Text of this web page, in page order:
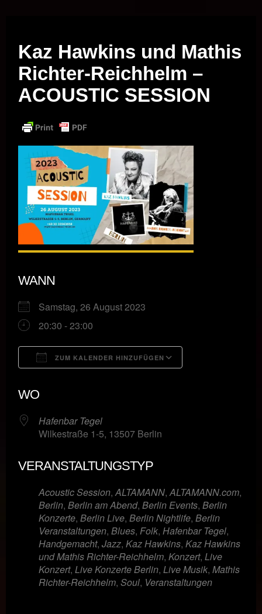
Kaz Hawkins und Mathis
Richter-Reichhelm –
ACOUSTIC SESSION
WANN
Samstag, 26 August 2023
20:30 - 23:00
ZUM KALENDER HINZUFÜGEN
WO
Hafenbar Tegel
Wilkestraße 1-5, 13507 Berlin
VERANSTALTUNGSTYP
Acoustic Session,ALTAMANN,ALTAMANN.com,
Berlin, Berlin am Abend, Berlin Events, Berlin
Konzerte, Berlin Live, Berlin Nightlife, Berlin
Veranstaltungen, Blues, Folk, Hafenbar Tegel,
Handgemacht, Jazz, Kaz Hawkins, Kaz Hawkins
und Mathis Richter-Reichhelm, Konzert, Live
Konzert, Live Konzerte Berlin, Live Musik, Mathis
Richter-Reichhelm, Soul, Veranstaltungen